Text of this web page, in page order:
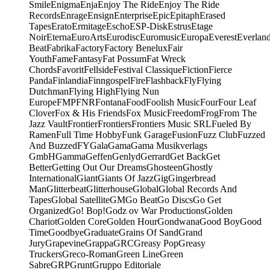
SmileEnigmaEnjaEnjoy The RideEnjoy The Ride
RecordsEnrageEnsignEnterpriseEpicEpitaphErased
TapesEratoErmitageEschoESP-DiskEstrusEtage
NoirEternaEuroArtsEurodiscEuromusicEuropaEverest
BeatFabrikaFactoryFactory BeneluxFair
YouthFameFantasyFat PossumFat Wreck
ChordsFavoritFellsideFestival ClassiqueFictionFierce
PandaFinlandiaFinngospelFireFlashbackFlyFlying
DutchmanFlying HighFlying Nun
EuropeFMPFNRFontanaFoodFoolish MusicFourFour Leaf
CloverFox & His FriendsFox MusicFreedomFrogFrom The
Jazz VaultFrontierFrontiersFrontiers Music SRLFueled By
RamenFull Time HobbyFunk GarageFusionFuzz ClubFuzzed
And BuzzedFYGalaGamaGama Musikverlags
GmbHGammaGeffenGenlydGerrardGet BackGet
BetterGetting Out Our DreamsGhosteenGhostly
InternationalGiantGiants Of JazzGigGingerbread
ManGlitterbeatGlitterhouseGlobalGlobal Records And
TapesGlobal SatelliteGMGo BeatGo DiscsGo Get
OrganizedGo! Bop!Godz ov War ProductionsGolden
ChariotGolden CoreGolden HourGondwanaGood BoyGood
TimeGoodbyeGraduateGrains Of SandGrand
JuryGrapevineGrappaGRCGreasy PopGreasy
TruckersGreco-RomanGreen LineGreen
SabreGRPGruntGruppo Editoriale